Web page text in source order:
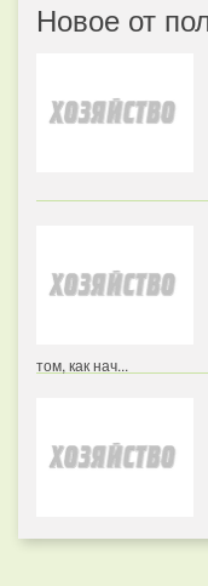
Новое от
том, как нач...